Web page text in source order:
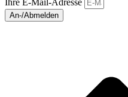
Ihre E-Mail-Adresse
An-/Abmelden